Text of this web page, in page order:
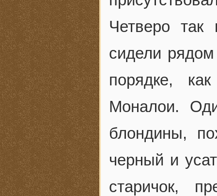
Четверо так
сидели
порядке,
Моналои.
блондины,
черный и
старичок,